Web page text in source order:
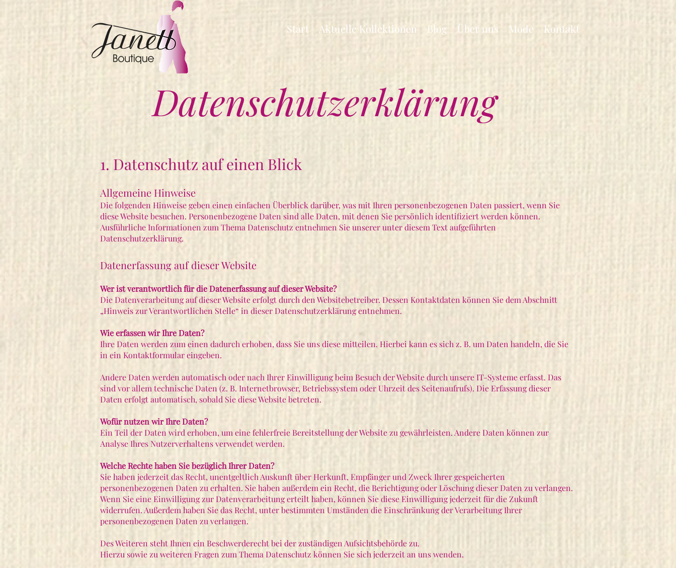
Start Aktuelle Kollektionen Blog Über uns Mode Kontakt
Datenschutzerklärung
1. Datenschutz auf einen Blick
Allgemeine Hinweise
Die folgenden Hinweise geben einen einfachen Überblick darüber, was mit Ihren personenbezogenen Daten passiert, wenn Sie
diese Website besuchen. Personenbezogene Daten sind alle Daten, mit denen Sie persönlich identifiziert werden können.
Ausführliche Informationen zum Thema Datenschutz entnehmen Sie unserer unter diesem Text aufgeführten
Datenschutzerklärung.
Datenerfassung auf dieser Website
Wer ist verantwortlich für die Datenerfassung auf dieser Website?
Die Datenverarbeitung auf dieser Website erfolgt durch den Websitebetreiber. Dessen Kontaktdaten können Sie dem Abschnitt
„Hinweis zur Verantwortlichen Stelle“ in dieser Datenschutzerklärung entnehmen.
Wie erfassen wir Ihre Daten?
Ihre Daten werden zum einen dadurch erhoben, dass Sie uns diese mitteilen. Hierbei kann es sich z. B. um Daten handeln, die Sie
in ein Kontaktformular eingeben.
Andere Daten werden automatisch oder nach Ihrer Einwilligung beim Besuch der Website durch unsere IT-Systeme erfasst. Das
sind vor allem technische Daten (z. B. Internetbrowser, Betriebssystem oder Uhrzeit des Seitenaufrufs). Die Erfassung dieser
Daten erfolgt automatisch, sobald Sie diese Website betreten.
Wofür nutzen wir Ihre Daten?
Ein Teil der Daten wird erhoben, um eine fehlerfreie Bereitstellung der Website zu gewährleisten. Andere Daten können zur
Analyse Ihres Nutzerverhaltens verwendet werden.
Welche Rechte haben Sie bezüglich Ihrer Daten?
Sie haben jederzeit das Recht, unentgeltlich Auskunft über Herkunft, Empfänger und Zweck Ihrer gespeicherten
personenbezogenen Daten zu erhalten. Sie haben außerdem ein Recht, die Berichtigung oder Löschung dieser Daten zu verlangen.
Wenn Sie eine Einwilligung zur Datenverarbeitung erteilt haben, können Sie diese Einwilligung jederzeit für die Zukunft
widerrufen. Außerdem haben Sie das Recht, unter bestimmten Umständen die Einschränkung der Verarbeitung Ihrer
personenbezogenen Daten zu verlangen.
Des Weiteren steht Ihnen ein Beschwerderecht bei der zuständigen Aufsichtsbehörde zu.
Hierzu sowie zu weiteren Fragen zum Thema Datenschutz können Sie sich jederzeit an uns wenden.